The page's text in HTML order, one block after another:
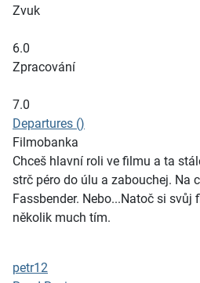
Zvuk
6.0
Zpracování
7.0
Departures ()
Filmobanka
Chceš hlavní roli ve filmu a ta
strč péro do úlu a zabouchej. Na
Fassbender. Nebo...Natoč si
několik much tím.
petr12